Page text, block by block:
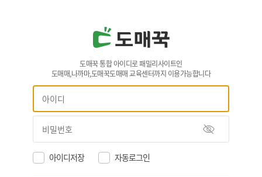
도매꾹 통합 아이디로 패밀리사이트인
도매매,나까마,도매꾹도매매 교육센터까지 이용가능합니다
아이디저장 자동로그인